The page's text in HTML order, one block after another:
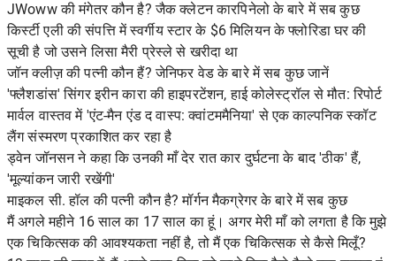
JWoww की मंगेतर कौन है? जैक क्लेटन कारपिनेलो के बारे में सब कुछ
किर्स्टी एली की संपत्ति में स्वर्गीय स्टार के $6 मिलियन के फ्लोरिडा घर की
सूची है जो उसने लिसा मैरी प्रेस्ले से खरीदा था
जॉन क्लीज़ की पत्नी कौन हैं? जेनिफर वेड के बारे में सब कुछ जानें
'फ्लैशडांस' सिंगर इरीन कारा की हाइपरटेंशन, हाई कोलेस्ट्रॉल से मौत: रिपोर्ट
मार्वल वास्तव में 'एंट-मैन एंड द वास्प: क्वांटममैनिया' से एक काल्पनिक स्कॉट
लैंग संस्मरण प्रकाशित कर रहा है
ड्वेन जॉनसन ने कहा कि उनकी माँ देर रात कार दुर्घटना के बाद 'ठीक' हैं,
'मूल्यांकन जारी रखेंगी'
माइकल सी. हॉल की पत्नी कौन है? मॉर्गन मैकग्रेगर के बारे में सब कुछ
मैं अगले महीने 16 साल का 17 साल का हूं। अगर मेरी माँ को लगता है कि मुझे
एक चिकित्सक की आवश्यकता नहीं है, तो मैं एक चिकित्सक से कैसे मिलूँ?